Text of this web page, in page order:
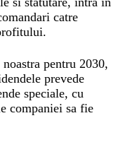
catre
pentru 2030,
prevede
speciale, cu
companiei sa fie